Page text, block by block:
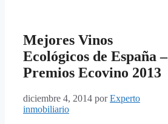
Mejores Vinos
Ecológicos de España –
Premios Ecovino 2013
diciembre 4, 2014 porExperto
inmobiliario